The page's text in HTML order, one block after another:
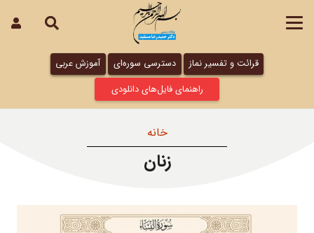
قرائت و تفسیر نماز دسترسی سوره‌ای
آموزش عربی
راهنمای فایل‌های دانلودی
خانه
زنان